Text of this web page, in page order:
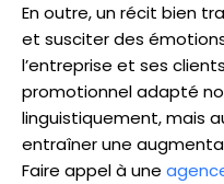
En outre, un récit bien
et susciter des
l’entreprise et ses
promotionnel adapté
linguistiquement, mais
entraîner une
Faire appel à une